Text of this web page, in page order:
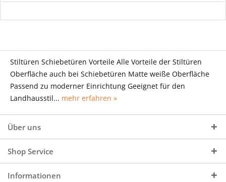
Stiltüren Schiebetüren Vorteile Alle Vorteile der Stiltüren
Oberfläche auch bei Schiebetüren Matte weiße Oberfläche
Passend zu moderner Einrichtung Geeignet für den
Landhausstil... mehr erfahren »
Über uns
Shop Service
Informationen